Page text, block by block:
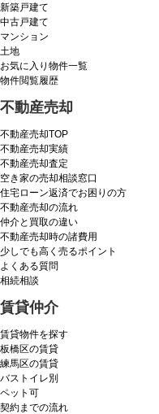
新築戸建て
中古戸建て
マンション
土地
お気に入り物件一覧
物件閲覧履歴
不動産売却
不動産売却TOP
不動産売却実績
不動産売却査定
空き家の売却相談窓口
住宅ローン返済でお困りの方
不動産売却の流れ
仲介と買取の違い
不動産売却時の諸費用
少しでも高く売るポイント
よくある質問
相続相談
賃貸仲介
賃貸物件を探す
板橋区の賃貸
練馬区の賃貸
バストイレ別
ペット可
契約までの流れ